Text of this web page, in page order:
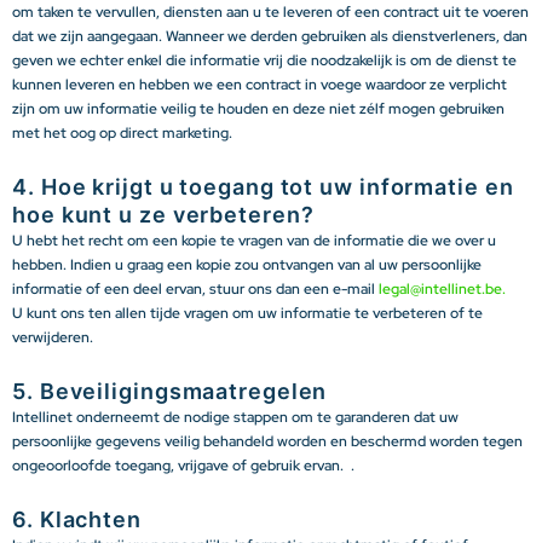
om taken te vervullen, diensten aan u te leveren of een contract uit te voeren
dat we zijn aangegaan. Wanneer we derden gebruiken als dienstverleners, dan
geven we echter enkel die informatie vrij die noodzakelijk is om de dienst te
kunnen leveren en hebben we een contract in voege waardoor ze verplicht
zijn om uw informatie veilig te houden en deze niet zélf mogen gebruiken
met het oog op direct marketing.
4. Hoe krijgt u toegang tot uw informatie en
hoe kunt u ze verbeteren?
U hebt het recht om een kopie te vragen van de informatie die we over u
hebben. Indien u graag een kopie zou ontvangen van al uw persoonlijke
informatie of een deel ervan, stuur ons dan een e-mail legal@intellinet.be.
U kunt ons ten allen tijde vragen om uw informatie te verbeteren of te
verwijderen.
5. Beveiligingsmaatregelen
Intellinet onderneemt de nodige stappen om te garanderen dat uw
persoonlijke gegevens veilig behandeld worden en beschermd worden tegen
ongeoorloofde toegang, vrijgave of gebruik ervan. .
6. Klachten